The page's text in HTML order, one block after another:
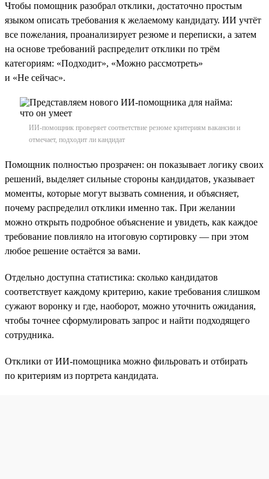
Чтобы помощник разобрал отклики, достаточно простым
языком описать требования к желаемому кандидату. ИИ учтёт
все пожелания, проанализирует резюме и переписки, а затем
на основе требований распределит отклики по трём
категориям: «Подходит», «Можно рассмотреть»
и «Не сейчас».
ИИ-помощник проверяет соответствие резюме критериям вакансии и
отмечает, подходит ли кандидат
Помощник полностью прозрачен: он показывает логику своих
решений, выделяет сильные стороны кандидатов, указывает
моменты, которые могут вызвать сомнения, и объясняет,
почему распределил отклики именно так. При желании
можно открыть подробное объяснение и увидеть, как каждое
требование повлияло на итоговую сортировку — при этом
любое решение остаётся за вами.
Отдельно доступна статистика: сколько кандидатов
соответствует каждому критерию, какие требования слишком
сужают воронку и где, наоборот, можно уточнить ожидания,
чтобы точнее сформулировать запрос и найти подходящего
сотрудника.
Отклики от ИИ-помощника можно фильровать и отбирать
по критериям из портрета кандидата.